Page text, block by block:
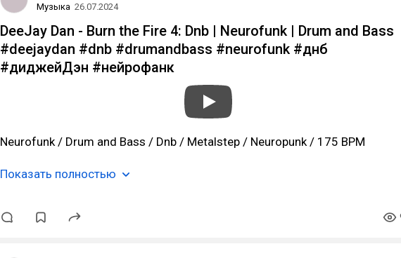
Музыка 26.07.2024
DeeJay Dan - Burn the Fire 4: Dnb | Neurofunk | Drum and Bass
#deejaydan #dnb #drumandbass #neurofunk #днб
#диджейДэн #нейрофанк
Neurofunk / Drum and Bass / Dnb / Metalstep / Neuropunk / 175 BPM
Показать полностью